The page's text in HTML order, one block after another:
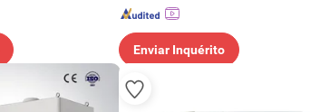
Enviar Inquérito